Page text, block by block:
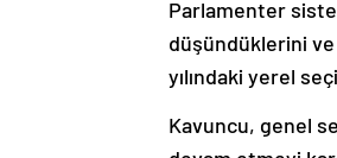
düşündüklerini ve
yılındaki yerel
devam etmeyi